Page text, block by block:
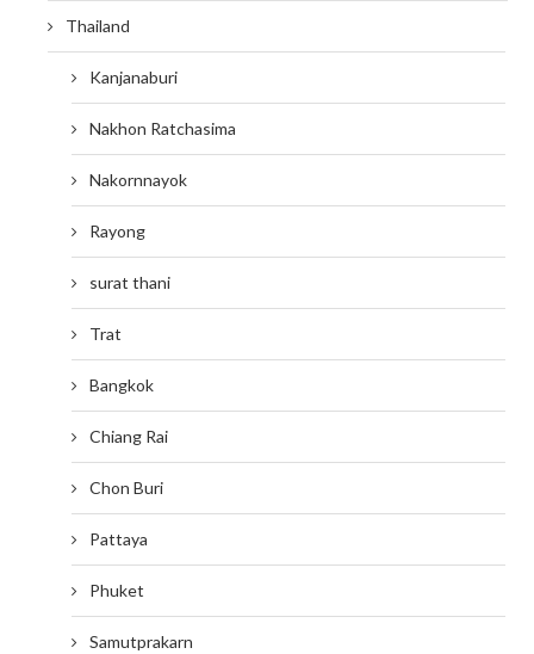
Thailand
Kanjanaburi
Nakhon Ratchasima
Nakornnayok
Rayong
surat thani
Trat
Bangkok
Chiang Rai
Chon Buri
Pattaya
Phuket
Samutprakarn